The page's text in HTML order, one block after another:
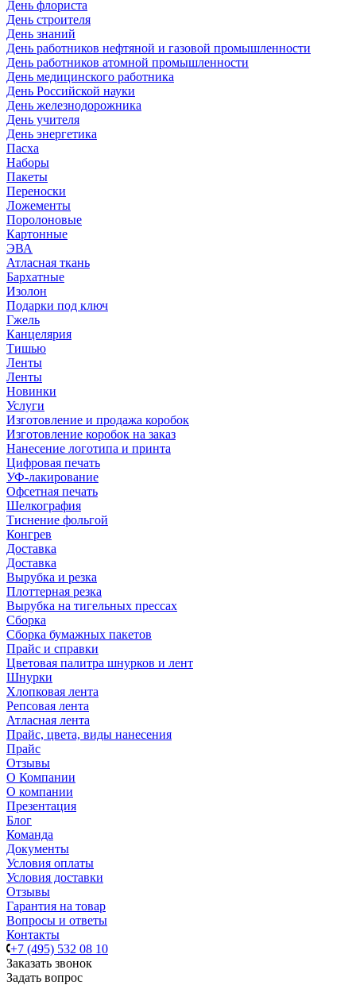
День флориста
День строителя
День знаний
День работников нефтяной и газовой промышленности
День работников атомной промышленности
День медицинского работника
День Российской науки
День железнодорожника
День учителя
День энергетика
Пасха
Наборы
Пакеты
Переноски
Ложементы
Поролоновые
Картонные
ЭВА
Атласная ткань
Бархатные
Изолон
Подарки под ключ
Гжель
Канцелярия
Тишью
Ленты
Ленты
Новинки
Услуги
Изготовление и продажа коробок
Изготовление коробок на заказ
Нанесение логотипа и принта
Цифровая печать
УФ-лакирование
Офсетная печать
Шелкография
Тиснение фольгой
Конгрев
Доставка
Доставка
Вырубка и резка
Плоттерная резка
Вырубка на тигельных прессах
Сборка
Сборка бумажных пакетов
Прайс и справки
Цветовая палитра шнурков и лент
Шнурки
Хлопковая лента
Репсовая лента
Атласная лента
Прайс, цвета, виды нанесения
Прайс
Отзывы
О Компании
О компании
Презентация
Блог
Команда
Документы
Условия оплаты
Условия доставки
Отзывы
Гарантия на товар
Вопросы и ответы
Контакты
+7 (495) 532 08 10
Заказать звонок
Задать вопрос